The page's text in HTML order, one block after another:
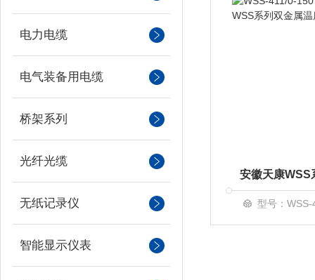
电力电缆
电气装备用电缆
桥架系列
光纤光缆
无纸记录仪
智能显示仪表
安徽天康WSS
型号：